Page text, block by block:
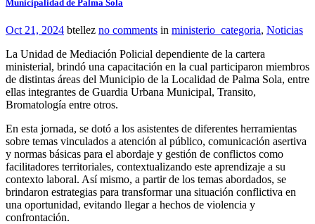
Municipalidad de Palma Sola
Oct 21, 2024 btellez no comments in ministerio_categoria, Noticias
La Unidad de Mediación Policial dependiente de la cartera
ministerial, brindó una capacitación en la cual participaron miembros
de distintas áreas del Municipio de la Localidad de Palma Sola, entre
ellas integrantes de Guardia Urbana Municipal, Transito,
Bromatología entre otros.
En esta jornada, se dotó a los asistentes de diferentes herramientas
sobre temas vinculados a atención al público, comunicación asertiva
y normas básicas para el abordaje y gestión de conflictos como
facilitadores territoriales, contextualizando este aprendizaje a su
contexto laboral. Así mismo, a partir de los temas abordados, se
brindaron estrategias para transformar una situación conflictiva en
una oportunidad, evitando llegar a hechos de violencia y
confrontación.